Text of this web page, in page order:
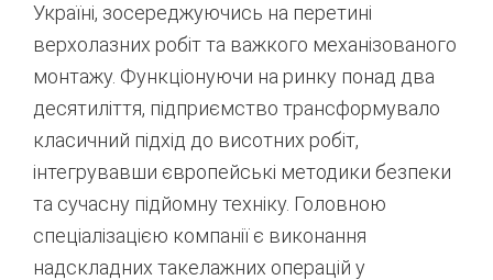
Україні, зосереджуючись на перетині
верхолазних робіт та важкого механізованого
монтажу. Функціонуючи на ринку понад два
десятиліття, підприємство трансформувало
класичний підхід до висотних робіт,
інтегрувавши європейські методики безпеки
та сучасну підйомну техніку. Головною
спеціалізацією компанії є виконання
надскладних такелажних операцій у